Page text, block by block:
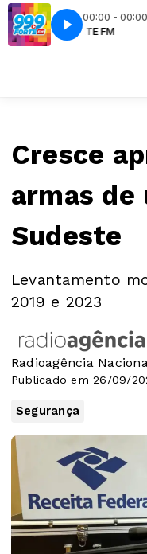
00:00 - 00:00
FORTE FM
Cresce
armas
Sudeste
Levantamento
2019 e 2023
Radioagência
Publicado em 26/09/
Segurança